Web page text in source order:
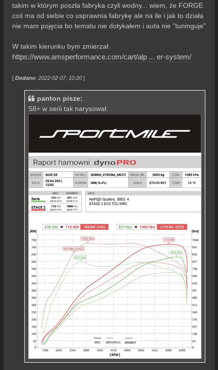
takim w którym poszła fabryka czyli wodny... wiem, że FORGE
coś ma od siebie co usprawnia fabrykę ale na ile i jak to działa
nie mam pojęcia bo tematu nie dotykałem i auta nie "tuninguje"
W takim kierunku bym zmierzał:
https://www.amsperformance.com/cart/alp ... er-system/
[ Dodano: 2022-02-07, 10:20 ]
panton pisze:
S8+ w serii tak narysował: